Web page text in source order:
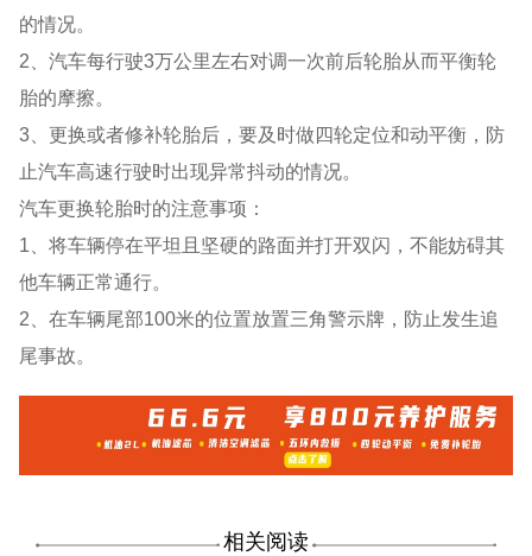
的情况。
2、汽车每行驶3万公里左右对调一次前后轮胎从而平衡轮
胎的摩擦。
3、更换或者修补轮胎后，要及时做四轮定位和动平衡，防
止汽车高速行驶时出现异常抖动的情况。
汽车更换轮胎时的注意事项：
1、将车辆停在平坦且坚硬的路面并打开双闪，不能妨碍其
他车辆正常通行。
2、在车辆尾部100米的位置放置三角警示牌，防止发生追
尾事故。
相关阅读